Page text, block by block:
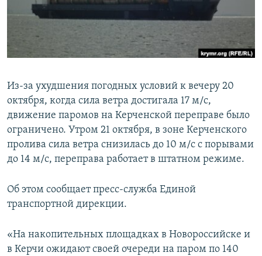
ПОБЕДИТЕЛЕЙ НЕ СУДЯТ?
КРЫМ.НЕПОКОРЕННЫЙ
ELIFBE
ПРИСОЕДИНЯЙТЕСЬ!
Все сайты RFE/RL
Из-за ухудшения погодных условий к вечеру 20
октября, когда сила ветра достигала 17 м/с,
движение паромов на Керченской переправе было
ограничено. Утром 21 октября, в зоне Керченского
пролива сила ветра снизилась до 10 м/с с порывами
до 14 м/с, переправа работает в штатном режиме.
Об этом сообщает пресс-служба Единой
транспортной дирекции.
«На накопительных площадках в Новороссийске и
в Керчи ожидают своей очереди на паром по 140